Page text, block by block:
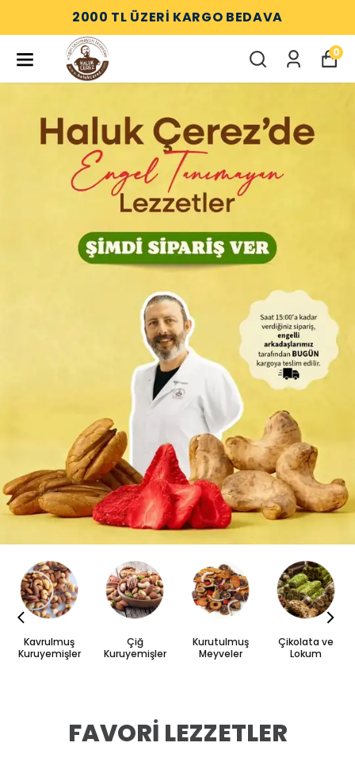
2000 TL ÜZERİ KARGO BEDAVA
0
Kavrulmuş
Kuruyemişler
Çiğ
Kuruyemişler
Kurutulmuş
Meyveler
Çikolata ve
Lokum
FAVORİ LEZZETLER